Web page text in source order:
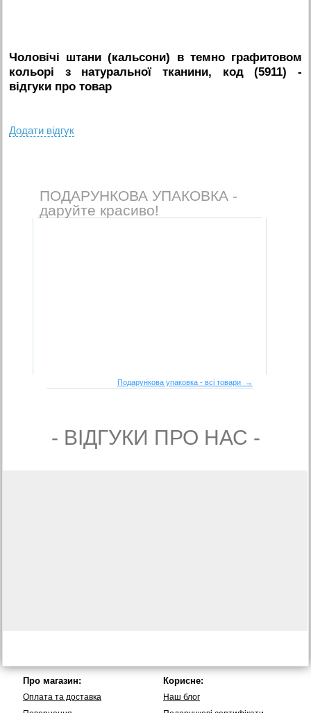
Чоловічі штани (кальсони) в темно графитовом
кольорі з натуральної тканини, код (5911) -
вiдгуки про товар
Додати вiдгук
ПОДАРУНКОВА УПАКОВКА -
даруйте красиво!
Подарункова упаковка - всі товари →
- ВIДГУКИ ПРО НАС -
Про магазин:
Оплата та доставка
Корисне:
Наш блог